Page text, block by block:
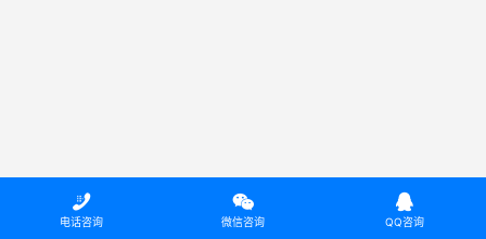

电话咨询

微信咨询

QQ咨询